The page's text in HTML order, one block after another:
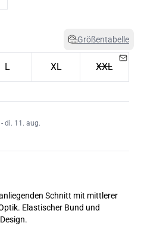
Größentabelle
L XL XXL
di. 11. aug.
Schnitt mit mittlerer
Elastischer Bund und